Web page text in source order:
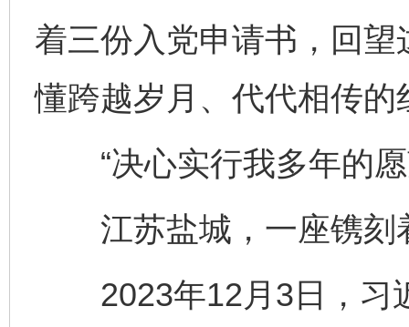
着三份入党申请书，回
懂跨越岁月、代代相传的
“决心实行我多年的愿
江苏盐城，一座镌刻
2023年12月3日，习